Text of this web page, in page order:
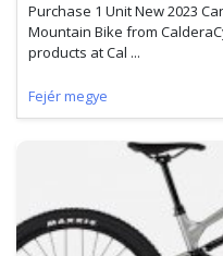
Purchase 1 Unit New 2023
Mountain Bike from
products at Cal ...
Fejér megye